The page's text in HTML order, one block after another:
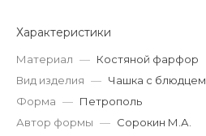
Характеристики
Материал — Костяной фарфор
Вид изделия — Чашка с блюдцем
Форма — Петрополь
Автор формы — Сорокин М.А.